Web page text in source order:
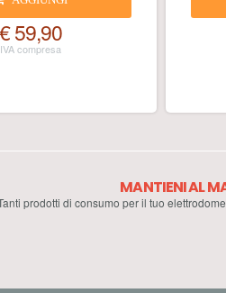
€ 59,90
MANTIENI AL
prodotti di consumo per il tuo